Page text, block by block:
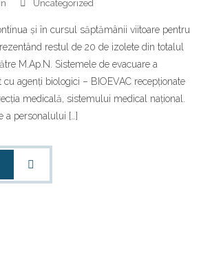
Uncategorized
și în cursul săptămânii viitoare pentru
restul de 20 de izolete din totalul
M.Ap.N. Sistemele de evacuare a
agenți biologici – BIOEVAC recepționate
medicală, sistemului medical național.
a personalului […]